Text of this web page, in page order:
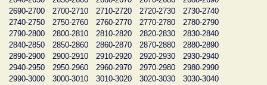
2690-2700
2700-2710 2710-2720 2720-2730
2730-2740
2740-2750
2750-2760 2760-2770 2770-2780
2780-2790
2790-2800
2800-2810 2810-2820 2820-2830
2830-2840
2840-2850
2850-2860 2860-2870 2870-2880
2880-2890
2890-2900
2900-2910 2910-2920 2920-2930
2930-2940
2940-2950
2950-2960 2960-2970 2970-2980
2980-2990
2990-3000
3000-3010 3010-3020 3020-3030
3030-3040